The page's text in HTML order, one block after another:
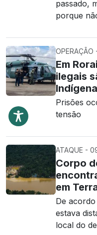
passado,
porque
Em
ilegais
Prisões
tensão
ATAQUE -
Corpo
em
De
estava
local do